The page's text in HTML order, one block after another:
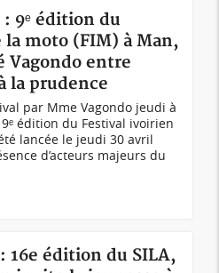
9ᵉ édition du
moto (FIM) à Man,
Vagondo entre
la prudence
par Mme Vagondo jeudi à
édition du Festival ivoirien
lancée le jeudi 30 avril
d’acteurs majeurs du
16e édition du SILA,